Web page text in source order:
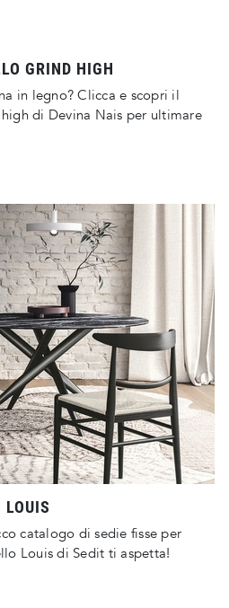
GRIND HIGH
in legno? Clicca e scopri il
di Devina Nais per ultimare
LOUIS
catalogo di sedie fisse per
Louis di Sedit ti aspetta!